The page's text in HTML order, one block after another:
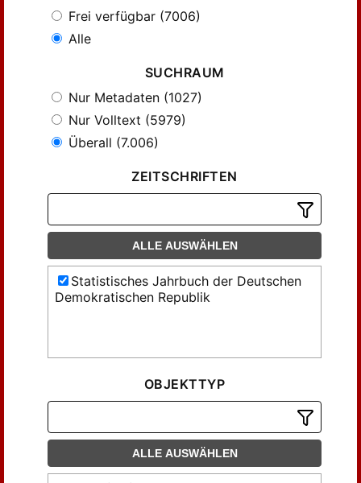
Frei verfügbar (7006)
Alle
SUCHRAUM
Nur Metadaten (1027)
Nur Volltext (5979)
Überall (7.006)
ZEITSCHRIFTEN
ALLE AUSWÄHLEN
Statistisches Jahrbuch der Deutschen
Demokratischen Republik
OBJEKTTYP
ALLE AUSWÄHLEN